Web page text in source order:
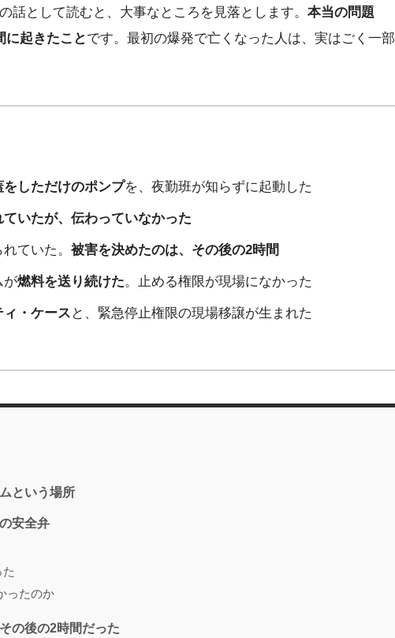
話として読むと、大事なところを見落とします。 本当の問題
に起きたこと です。最初の爆発で亡くなった人は、実はごく一部
をしただけのポンプを、夜勤班が知らずに起動した
ていたが、伝わっていなかった
ていた。 被害を決めたのは、その後の2時間
が燃料を送り続けた。止める権限が現場になかった
ィ・ケース と、緊急停止権限の現場移譲が生まれた
という場所
安全弁
ったのか
の後の2時間だった